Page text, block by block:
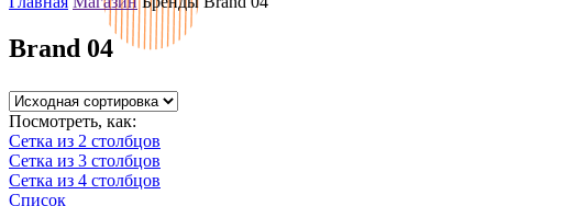
Brand 04
Посмотреть, как:
Сетка из 2 столбцов
Сетка из 3 столбцов
Сетка из 4 столбцов
Список